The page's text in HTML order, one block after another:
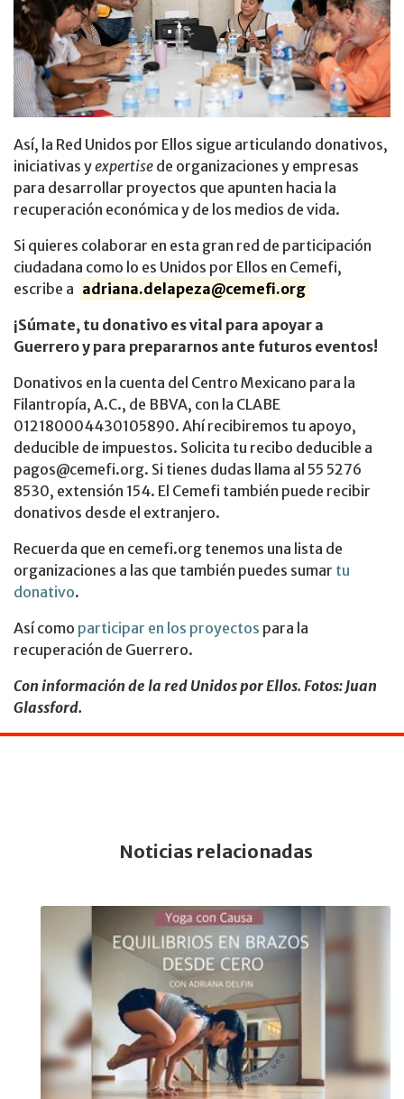
Así, la Red Unidos por Ellos sigue articulando donativos,
iniciativas yexpertise de organizaciones y empresas
para desarrollar proyectos que apunten hacia la
recuperación económica y de los medios de vida.
Si quieres colaborar en esta gran red de participación
ciudadana como lo es Unidos por Ellos en Cemefi,
escribe a adriana.delapeza@cemefi.org
¡Súmate, tu donativo es vital para apoyar a
Guerrero y para prepararnos ante futuros eventos!
Donativos en la cuenta del Centro Mexicano para la
Filantropía, A.C., de BBVA, con la CLABE
012180004430105890. Ahí recibiremos tu apoyo,
deducible de impuestos. Solicita tu recibo deducible a
pagos@cemefi.org. Si tienes dudas llama al 55 5276
8530, extensión 154. El Cemefi también puede recibir
donativos desde el extranjero.
Recuerda que en cemefi.org tenemos una lista de
organizaciones a las que también puedes sumar tu
donativo.
Así como participar en los proyectos para la
recuperación de Guerrero.
Con información de la red Unidos por Ellos. Fotos: Juan
Glassford.
Noticias relacionadas